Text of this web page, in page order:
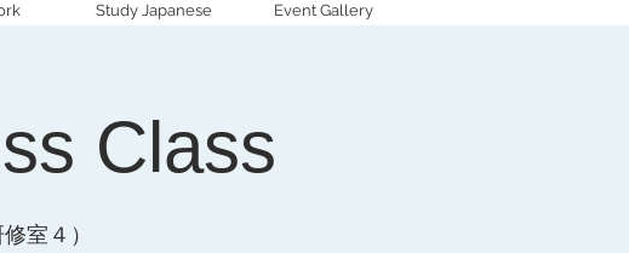
Study Japanese Event Gallery
Class
室４）